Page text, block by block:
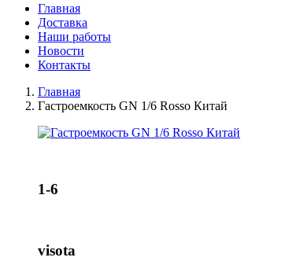
Главная
Доставка
Наши работы
Новости
Контакты
Главная
Гастроемкость GN 1/6 Rosso Китай
1-6
visota